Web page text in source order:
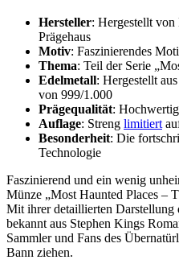
Hersteller: Hergestellt
Prägehaus
Motiv: Faszinierendes
Thema: Teil der Serie
Edelmetall: Hergestellt
von 999/1.000
Prägequalität:
Auflage: Streng limitiert
Besonderheit: Die
Technologie
Faszinierend und ein wenig
Münze „Most Haunted Places –
Mit ihrer detaillierten Darstellung
bekannt aus Stephen Kings
Sammler und Fans des
Bann ziehen.